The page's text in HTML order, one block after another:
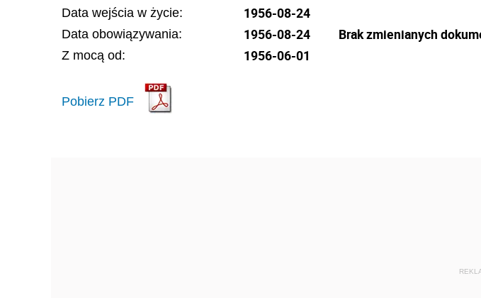
Data wejścia w życie: 1956-08-24
Data obowiązywania: 1956-08-24
Z mocą od: 1956-06-01
Pobierz PDF
Brak zmienianych